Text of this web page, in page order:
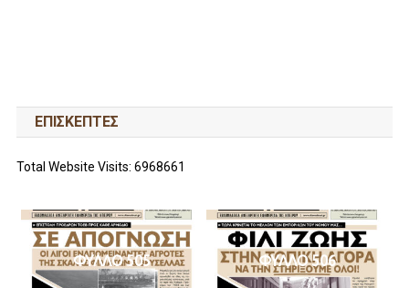
ΕΠΙΣΚΕΠΤΕΣ
Total Website Visits: 6968661
ΦΥΛΛΟ 505 ΦΥΛΛΟ 506